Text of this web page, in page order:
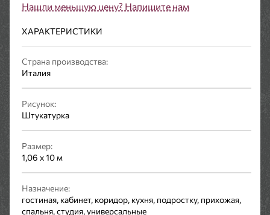
Нашли меньшую цену? Напишите нам
ХАРАКТЕРИСТИКИ
Страна производства:
Италия
Рисунок:
Штукатурка
Размер:
1,06 х 10 м
Назначение:
гостиная, кабинет, коридор, кухня, подростку, прихожая,
спальня, студия, универсальные